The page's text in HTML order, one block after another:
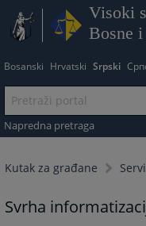
Visoki
Bosne
Bosanski Hrvatski Srpski
Napredna pretraga
Kutak za građane
Svrha